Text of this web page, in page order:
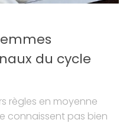
du cycle
règles en moyenne
connaissent pas bien